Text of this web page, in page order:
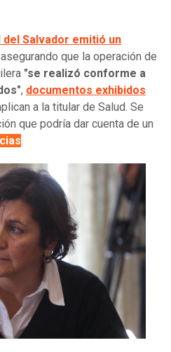
del Salvador emitió un
que la operación de
"se realizó conforme a
, documentos exhibidos
a la titular de Salud. Se
que podría dar cuenta de un
.